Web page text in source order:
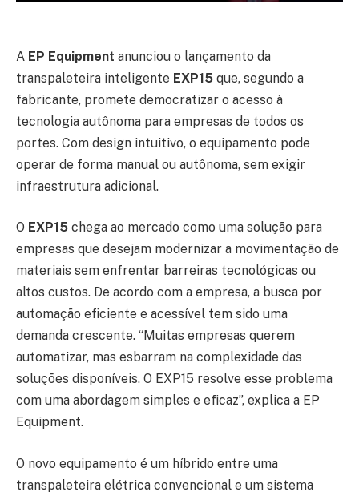
A EP Equipment anunciou o lançamento da
transpaleteira inteligente EXP15 que, segundo a
fabricante, promete democratizar o acesso à
tecnologia autônoma para empresas de todos os
portes. Com design intuitivo, o equipamento pode
operar de forma manual ou autônoma, sem exigir
infraestrutura adicional.
O EXP15 chega ao mercado como uma solução para
empresas que desejam modernizar a movimentação de
materiais sem enfrentar barreiras tecnológicas ou
altos custos. De acordo com a empresa, a busca por
automação eficiente e acessível tem sido uma
demanda crescente. “Muitas empresas querem
automatizar, mas esbarram na complexidade das
soluções disponíveis. O EXP15 resolve esse problema
com uma abordagem simples e eficaz”, explica a EP
Equipment.
O novo equipamento é um híbrido entre uma
transpaleteira elétrica convencional e um sistema